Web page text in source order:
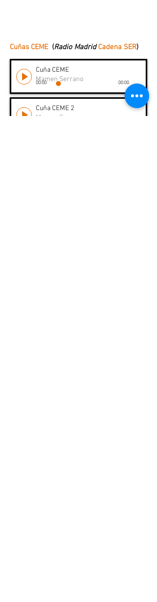
Cuñas CEME (Radio MadridCadena SER)
Cuña CEME
Mamen Serrano
00:00 00:00
Cuña CEME 2
Mamen Serrano